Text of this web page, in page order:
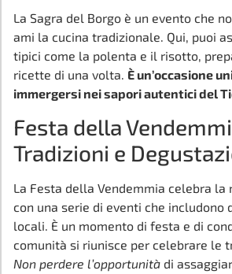
La Sagra del Borgo è un evento che
ami la cucina tradizionale. Qui, puoi
tipici come la polenta e il risotto,
ricette di una volta. È un’occasione
immergersi nei sapori autentici del
Festa della
Tradizioni e
La Festa della Vendemmia celebra la
con una serie di eventi che includono
locali. È un momento di festa e di
comunità si riunisce per celebrare le
Non perdere l’opportunità di